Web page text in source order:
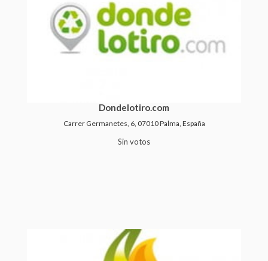
Dondelotiro.com
Carrer Germanetes, 6, 07010 Palma, España
Sin votos